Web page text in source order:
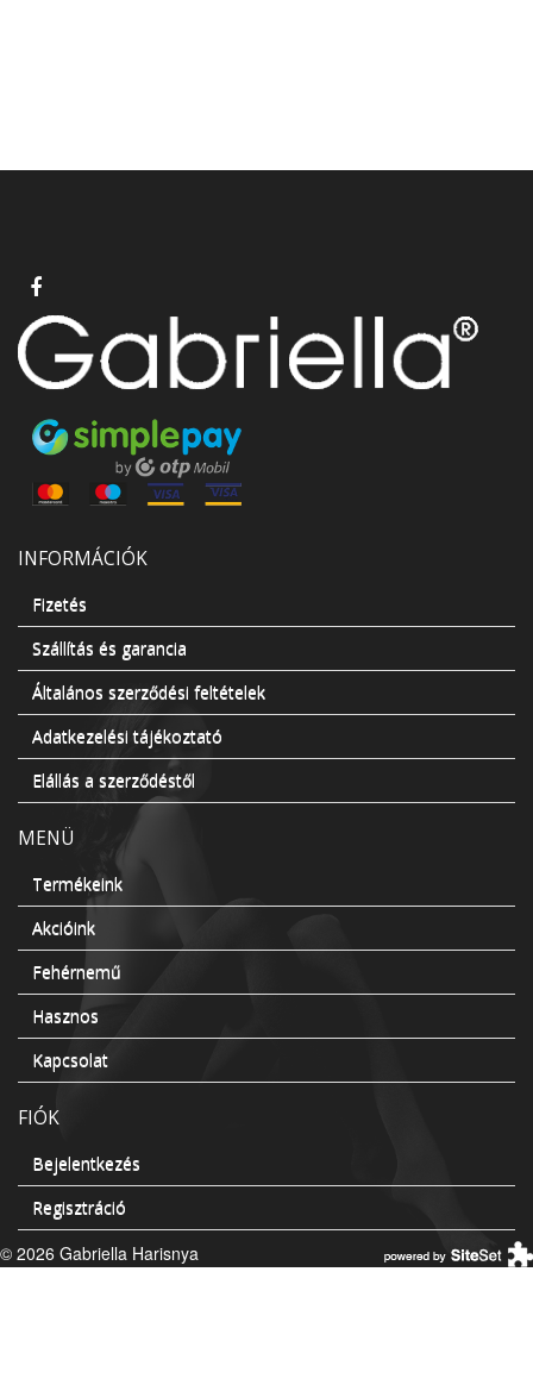
INFORMÁCIÓK
Fizetés
Szállítás és garancia
Általános szerződési feltételek
Adatkezelési tájékoztató
Elállás a szerződéstől
MENÜ
Termékeink
Akcióink
Fehérnemű
Hasznos
Kapcsolat
FIÓK
Bejelentkezés
Regisztráció
© 2026 Gabriella Harisnya